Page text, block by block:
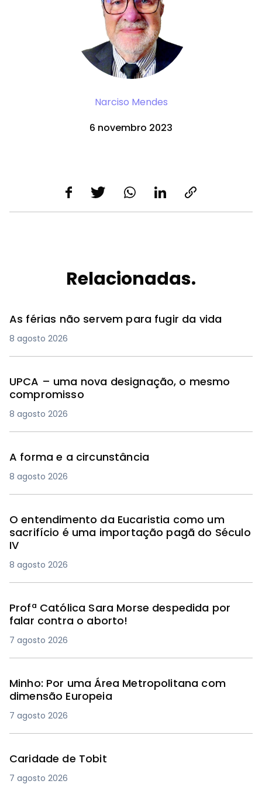
Narciso Mendes
6 novembro 2023
Relacionadas.
As férias não servem para fugir da vida
8 agosto 2026
UPCA – uma nova designação, o mesmo
compromisso
8 agosto 2026
A forma e a circunstância
8 agosto 2026
O entendimento da Eucaristia como um
sacrifício é uma importação pagã do Século
IV
8 agosto 2026
Profª Católica Sara Morse despedida por
falar contra o aborto!
7 agosto 2026
Minho: Por uma Área Metropolitana com
dimensão Europeia
7 agosto 2026
Caridade de Tobit
7 agosto 2026